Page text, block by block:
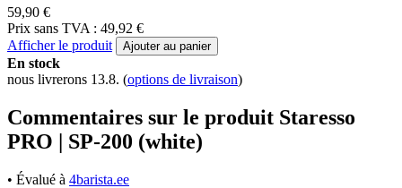
59,90 €
Prix sans TVA : 49,92 €
Afficher le produit
Ajouter au panier
En stock
nous livrerons 13.8. (options de livraison)
Commentaires sur le produit Staresso
PRO | SP-200 (white)
• Évalué à 4barista.ee